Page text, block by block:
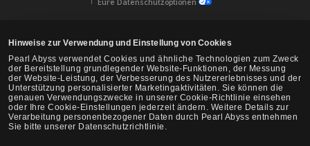
Hinweise zur Verwendung und Einstellung von Cookies
Pearl Abyss verwendet Cookies und ähnliche Technologien zum Zweck
der Bereitstellung grundlegender Website-Funktionen, der Messung
der Website-Leistung, der Verbesserung des Nutzererlebnisses und der
Unterstützung personalisierter Marketingaktivitäten. Sie können die
genauen Verwendungszwecke in unserer Cookie-Richtlinie einsehen
oder Ihre Cookie-Einstellungen jederzeit ändern. Weitere Details zur
Verarbeitung personenbezogener Daten durch Pearl Abyss entnehmen
Sie bitte unserer Datenschutzrichtlinie.